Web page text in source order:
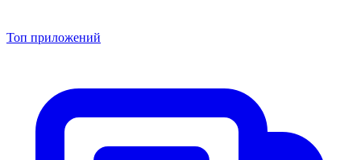
Топ приложений